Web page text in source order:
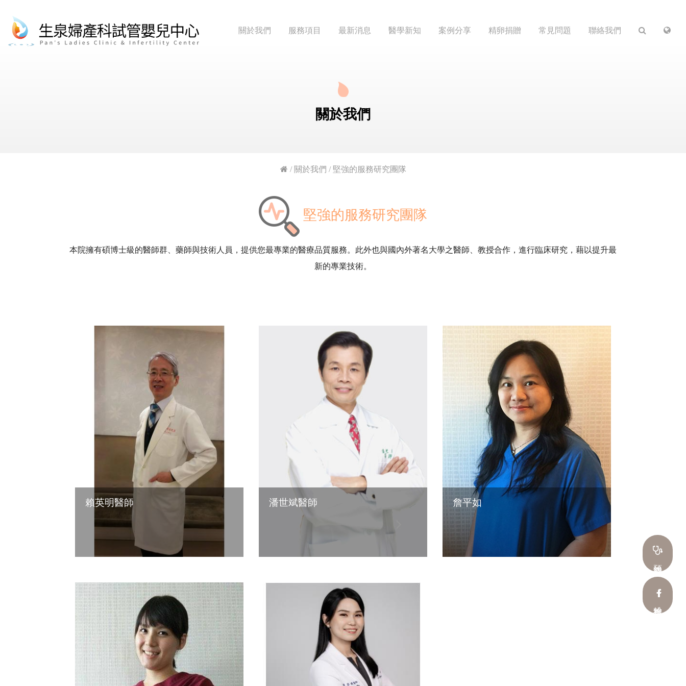
關於我們 服務項目 最新消息 醫學新知 案例分享 精卵捐贈 常見問題 聯絡我們
關於我們
/ 關於我們 / 堅強的服務研究團隊
堅強的服務研究團隊
本院擁有碩博士級的醫師群、藥師與技術人員，提供您最專業的醫療品質服務。此外也與國內外著名大學之醫師、教授合作，進行臨床研究，藉以提升最
新的專業技術。
賴英明醫師 潘世斌醫師 詹平如